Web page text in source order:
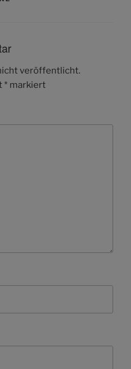
veröffentlicht.
* markiert